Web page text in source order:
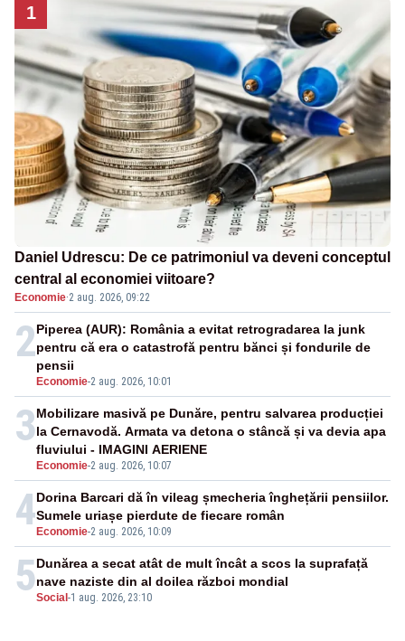
1
Daniel Udrescu: De ce patrimoniul va deveni conceptul
central al economiei viitoare?
Economie·2 aug. 2026, 09:22
2
Economie-2 aug. 2026, 10:01
Piperea (AUR): România a evitat retrogradarea la junk
pentru că era o catastrofă pentru bănci și fondurile de
pensii
3
Economie-2 aug. 2026, 10:07
Mobilizare masivă pe Dunăre, pentru salvarea producției
la Cernavodă. Armata va detona o stâncă și va devia apa
fluviului - IMAGINI AERIENE
4 Economie-2 aug. 2026, 10:09
Dorina Barcari dă în vileag șmecheria înghețării pensiilor.
Sumele uriașe pierdute de fiecare român
5Social -1 aug. 2026, 23:10
Dunărea a secat atât de mult încât a scos la suprafață
nave naziste din al doilea război mondial